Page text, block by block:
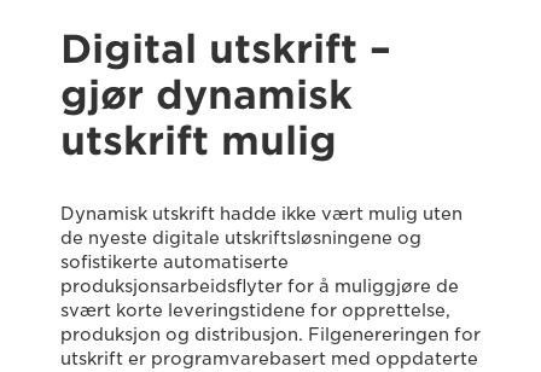
Digital utskrift –
gjør dynamisk
utskrift mulig
Dynamisk utskrift hadde ikke vært mulig uten
de nyeste digitale utskriftsløsningene og
sofistikerte automatiserte
produksjonsarbeidsflyter for å muliggjøre de
svært korte leveringstidene for opprettelse,
produksjon og distribusjon. Filgenereringen for
utskrift er programvarebasert med oppdaterte